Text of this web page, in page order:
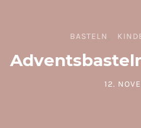
BASTELN
POSTED
12.